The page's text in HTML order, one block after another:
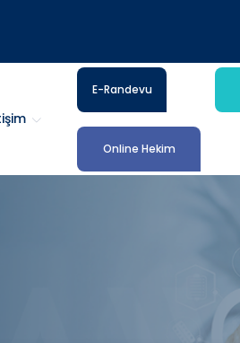
E-Randevu
Online Hekim